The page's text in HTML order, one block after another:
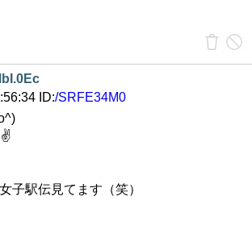
ID:/SRFE34M0
子駅伝見てます（笑）